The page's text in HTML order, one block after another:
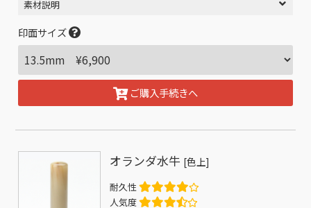
素材説明
印面サイズ
ご購入手続きへ
オランダ水牛 [色上]
耐久性
人気度